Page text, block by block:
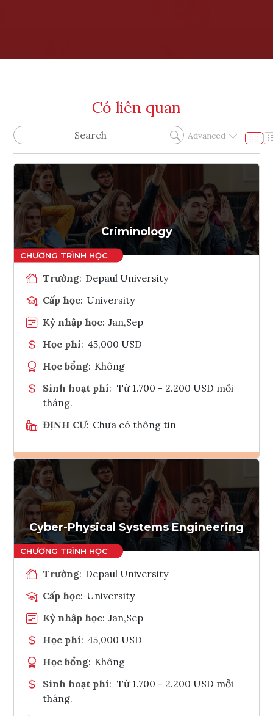
Có liên quan
Advanced
Criminology
Trường: Depaul University
Cấp học: University
Kỳ nhập học: Jan,Sep
Học phí: 45,000 USD
Học bổng: Không
Sinh hoạt phí: Từ 1.700 - 2.200 USD mỗi
tháng.
ĐỊNH CƯ: Chưa có thông tin
Ghi danh
Tham vấn Interlink
Cyber-Physical Systems Engineering
Trường: Depaul University
Cấp học: University
Kỳ nhập học: Jan,Sep
Học phí: 45,000 USD
Học bổng: Không
Sinh hoạt phí: Từ 1.700 - 2.200 USD mỗi
tháng.